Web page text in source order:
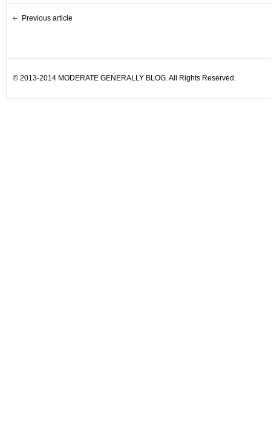
Previous article
© 2013-2014 MODERATE GENERALLY BLOG. All Rights Reserved.